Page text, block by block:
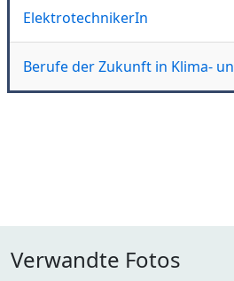
ElektrotechnikerIn
Berufe der Zukunft in Klima-
Verwandte Fotos